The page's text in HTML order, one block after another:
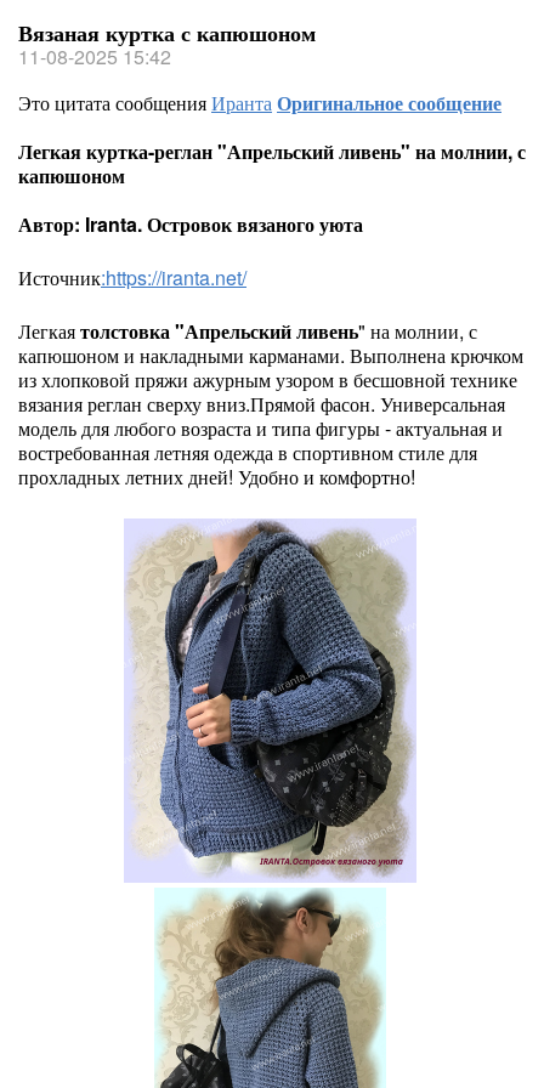
Вязаная куртка с капюшоном
11-08-2025 15:42
Это цитата сообщенияИрантаОригинальное сообщение
Легкая куртка-реглан "Апрельский ливень" на молнии, с
капюшоном
Автор: Iranta. Островок вязаного уюта
Источник:https://iranta.net/
Легкаятолстовка "Апрельский ливень" на молнии, с
капюшоном и накладными карманами. Выполнена крючком
из хлопковой пряжи ажурным узором в бесшовной технике
вязания реглан сверху вниз.Прямой фасон. Универсальная
модель для любого возраста и типа фигуры - актуальная и
востребованная летняя одежда в спортивном стиле для
прохладных летних дней! Удобно и комфортно!